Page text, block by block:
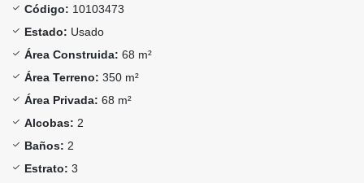
Código: 10103473
Estado: Usado
Área Construida: 68 m²
Área Terreno: 350 m²
Área Privada: 68 m²
Alcobas: 2
Baños: 2
Estrato: 3